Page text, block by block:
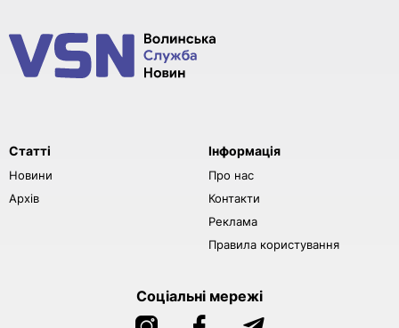
Статті
Новини
Архів
Інформація
Про нас
Контакти
Реклама
Правила користування
Соціальні мережі